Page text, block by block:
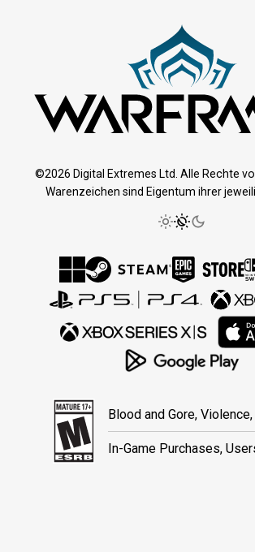
©2026 Digital Extremes Ltd. Alle Rechte
Warenzeichen sind Eigentum ihrer
Blood and Gore,
In-Game Purchases,